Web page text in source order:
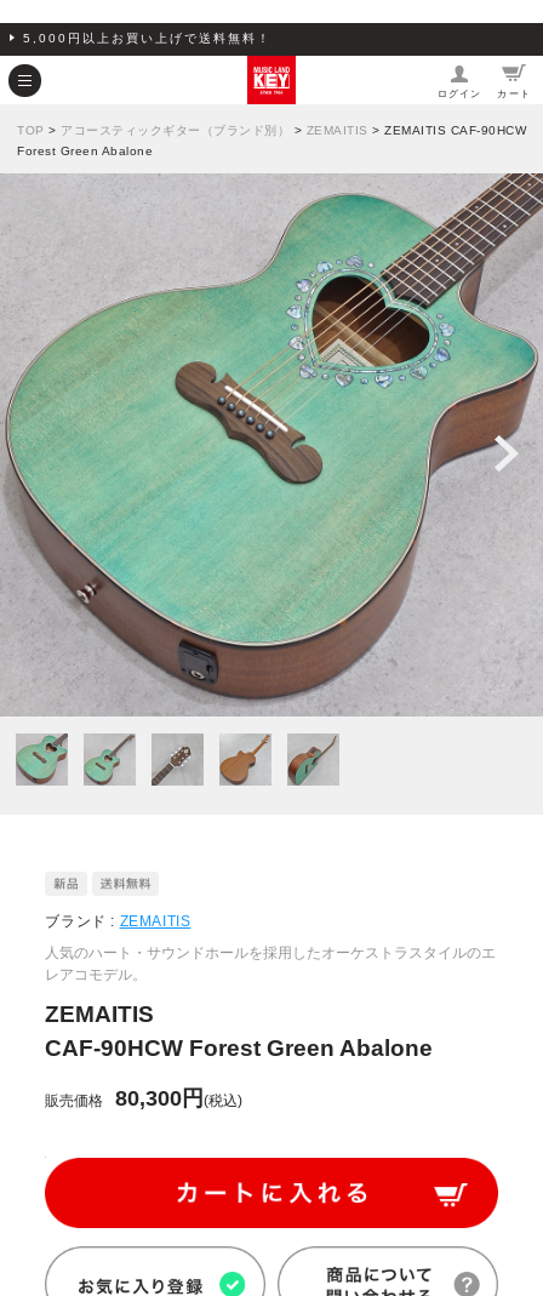
5,000円以上お買い上げで送料無料！
ログイン カート
TOP > アコースティックギター（ブランド別） > ZEMAITIS > ZEMAITIS CAF-90HCW
Forest Green Abalone
ブランド : ZEMAITIS
人気のハート・サウンドホールを採用したオーケストラスタイルのエ
レアコモデル。
ZEMAITIS
CAF-90HCW Forest Green Abalone
販売価格 80,300円(税込)